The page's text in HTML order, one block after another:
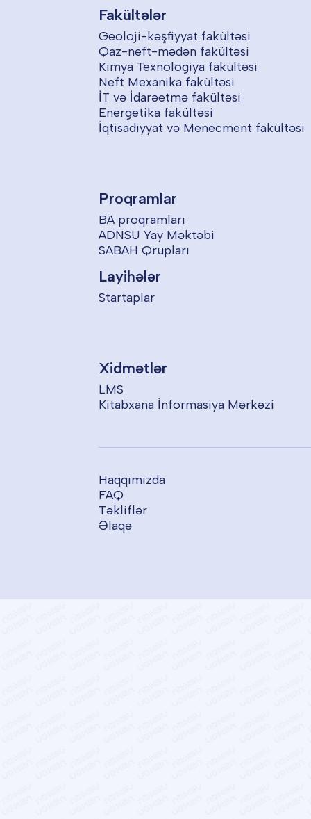
Fakültələr
Geoloji-kəşfiyyat fakültəsi
Qaz-neft-mədən fakültəsi
Kimya Texnologiya fakültəsi
Neft Mexanika fakültəsi
İT və İdarəetmə fakültəsi
Energetika fakültəsi
İqtisadiyyat və Menecment fakültəsi
Proqramlar
BA proqramları
ADNSU Yay Məktəbi
SABAH Qrupları
Layihələr
Startaplar
Xidmətlər
LMS
Kitabxana İnformasiya Mərkəzi
Haqqımızda
FAQ
Təkliflər
Əlaqə